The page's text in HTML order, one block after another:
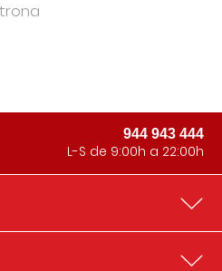
944 943 444
L-S de 9:00h a 22:00h